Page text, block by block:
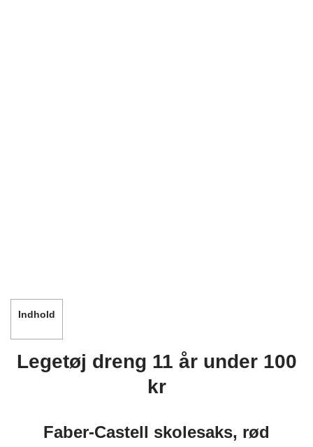
Indhold
Legetøj dreng 11 år under 100
kr
Faber-Castell skolesaks, rød